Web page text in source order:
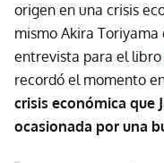
origen en una crisis
mismo Akira
entrevista para el libro
recordó el momento
crisis económica que
ocasionada por una